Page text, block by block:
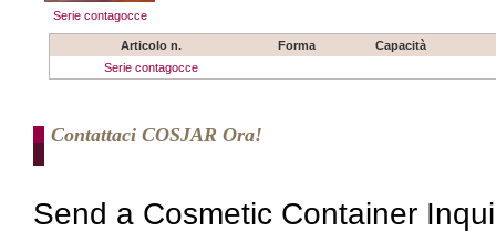
Serie contagocce
Articolo n. Forma
Capacità
Serie contagocce
Contattaci COSJAR Ora!